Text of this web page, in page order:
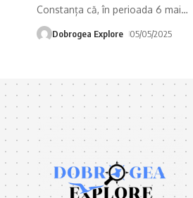
Constanța că, în perioada 6 mai…
Dobrogea Explore 05/05/2025